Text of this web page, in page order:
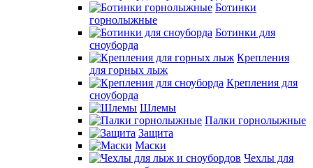
Ботинки
горнолыжные
Ботинки для
сноуборда
Крепления
для горных лыж
Крепления для
сноуборда
Шлемы
Палки горнолыжные
Защита
Маски
Чехлы для